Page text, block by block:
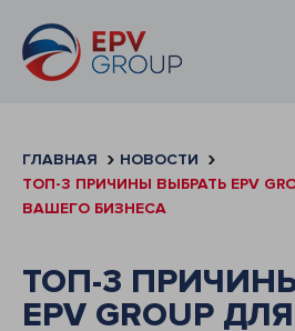
ГЛАВНАЯ
НОВОСТИ
ТОП-3 ПРИЧИНЫ ВЫБРАТЬ EPV
ВАШЕГО БИЗНЕСА
ТОП-3
EPV GROUP